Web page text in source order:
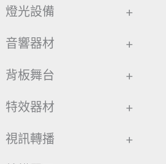
燈光設備 +
音響器材 +
背板舞台 +
特效器材 +
視訊轉播 +